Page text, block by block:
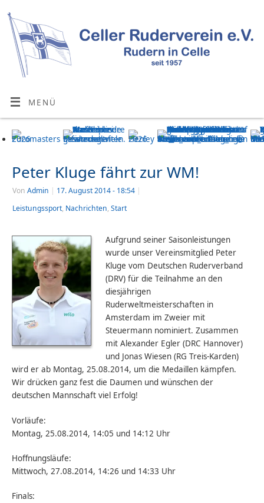
MENÜ
Peter Kluge fährt zur WM!
VonAdmin | 17. August 2014- 18:54 |
Leistungssport, Nachrichten,Start
Aufgrund seiner Saisonleistungen
wurde unser Vereinsmitglied Peter
Kluge vom Deutschen Ruderverband
(DRV) für die Teilnahme an den
diesjährigen
Ruderweltmeisterschaften in
Amsterdam im Zweier mit
Steuermann nominiert. Zusammen
mit Alexander Egler (DRC Hannover)
und Jonas Wiesen (RG Treis-Karden)
wird er ab Montag, 25.08.2014, um die Medaillen kämpfen.
Wir drücken ganz fest die Daumen und wünschen der
deutschen Mannschaft viel Erfolg!
Vorläufe:
Montag, 25.08.2014, 14:05 und 14:12 Uhr
Hoffnungsläufe:
Mittwoch, 27.08.2014, 14:26 und 14:33 Uhr
Finals: